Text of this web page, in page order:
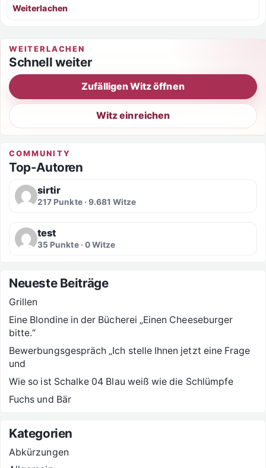
Weiterlachen
WEITERLACHEN
Schnell weiter
Zufälligen Witz öffnen
Witz einreichen
COMMUNITY
Top-Autoren
sirtir
217 Punkte · 9.681 Witze
test
35 Punkte · 0 Witze
Neueste Beiträge
Grillen
Eine Blondine in der Bücherei „Einen Cheeseburger
bitte.“
Bewerbungsgespräch „Ich stelle Ihnen jetzt eine Frage
und
Wie so ist Schalke 04 Blau weiß wie die Schlümpfe
Fuchs und Bär
Kategorien
Abkürzungen